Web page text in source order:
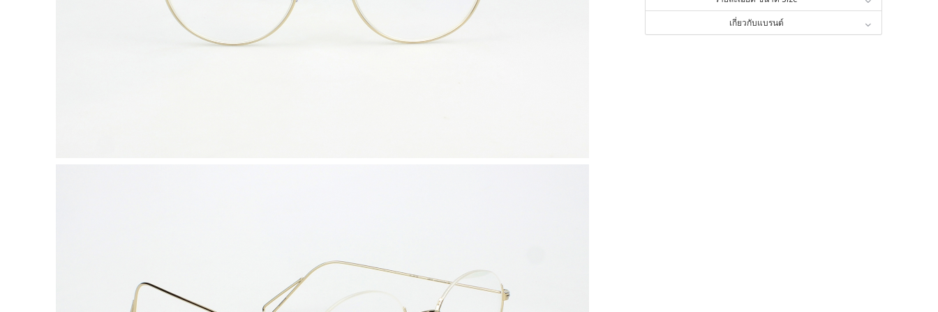
เกี่ยวกับแบรนด์